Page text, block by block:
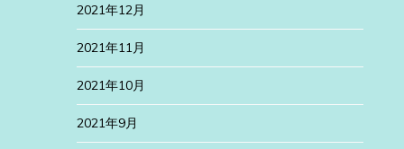
2021年12月
2021年11月
2021年10月
2021年9月